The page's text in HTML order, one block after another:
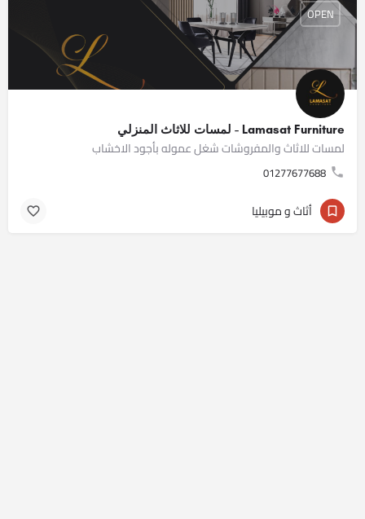
Lamasat Furniture - لمسات للاثاث المنزلي
لمسات للاثاث والمفروشات شغل عموله بأجود الاخشاب
01277677688
OPEN
أثاث و موبيليا